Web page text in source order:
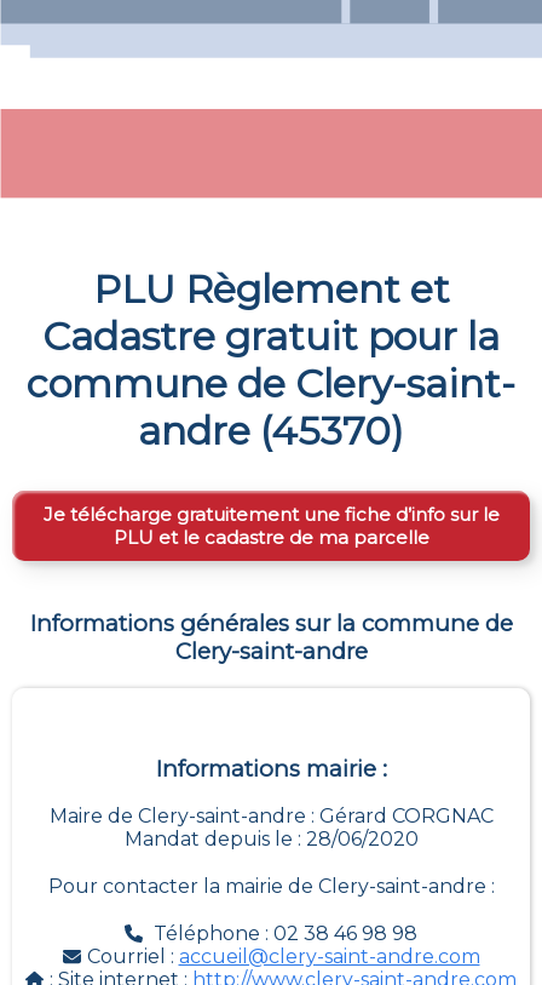
PLU Règlement et
Cadastre gratuit pour la
commune de Clery-saint-
andre (45370)
Je télécharge gratuitement une fiche d’info sur le
PLU et le cadastre de ma parcelle
Informations générales sur la commune de
Clery-saint-andre
Informations mairie :
Maire de Clery-saint-andre : Gérard CORGNAC
Mandat depuis le : 28/06/2020
Pour contacter la mairie de Clery-saint-andre :
Téléphone : 02 38 46 98 98
Courriel : accueil@clery-saint-andre.com
: Site internet : http://www.clery-saint-andre.com